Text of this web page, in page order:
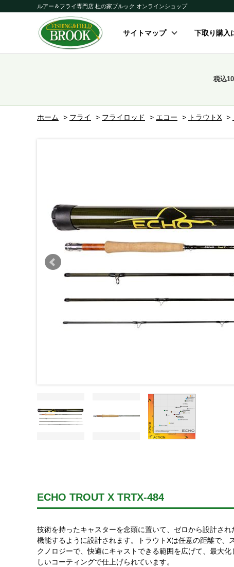
ルアー＆フライ専門店 杜の家ブルック オンラインショップ
サイトマップ 下取り購入
税込
ホーム > フライ > フライロッド > エコー > トラウトX >
ECHO TROUT X TRTX-484
技術を持ったキャスターを念頭に置いて、ゼロから設計さ
機能するように設計されます。トラウトXは任意の距離で
クノロジーで、快適にキャストできる範囲を広げて、最大
しいコーティングで仕上げられています。